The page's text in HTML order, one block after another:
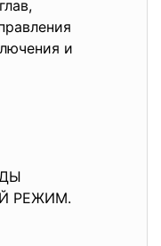
и
РЕЖИМ.